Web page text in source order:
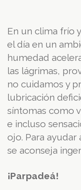
En un clima frío
el día en un
humedad
las lágrimas,
no cuidamos y
lubricación
síntomas como
e incluso
ojo. Para ayudar
se aconseja
¡Parpadeá!